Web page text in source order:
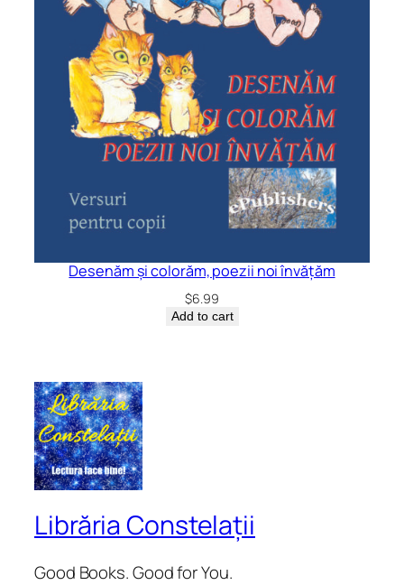
Desenăm și colorăm, poezii noi învățăm
$6.99
Add to cart
Librăria Constelații
Good Books. Good for You.